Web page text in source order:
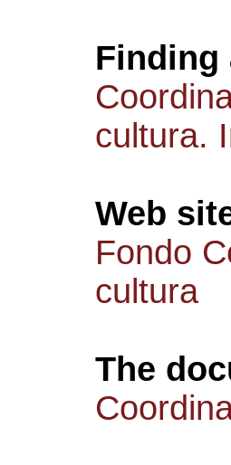
Finding
cultura.
Web
Fondo
cultura
The